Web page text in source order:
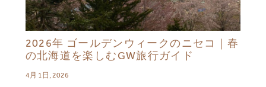
2026年 ゴールデンウィークのニセコ｜春
の北海道を楽しむGW旅行ガイド
4月 1日, 2026